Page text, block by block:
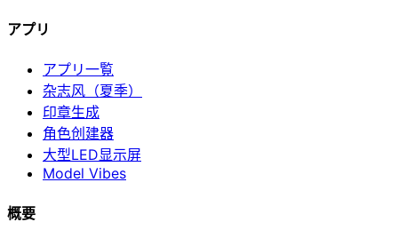
アプリ
アプリ一覧
杂志风（夏季）
印章生成
角色创建器
大型LED显示屏
Model Vibes
概要